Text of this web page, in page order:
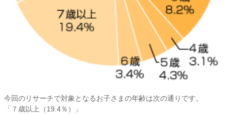
今回のリサーチで対象となるお子さまの年齢は次の通りです。
「７歳以上（19.4％）」